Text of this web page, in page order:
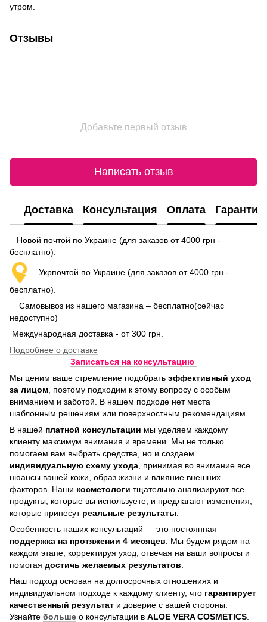
утром.
Отзывы
Добавьте первый отзыв
Написать отзыв
Доставка Консультация Оплата Гарантия
Новой почтой по Украине (для заказов от 4000 грн -
бесплатно).
Укрпочтой по Украине (для заказов от 4000 грн -
бесплатно).
Самовывоз из нашего магазина – бесплатно(сейчас
недоступно)
Международная доставка - от 300 грн.
Подробнее о доставке
Записаться на консультацию
Мы ценим ваше стремление подобрать эффективный уход
за лицом , поэтому подходим к этому вопросу с особым
вниманием и заботой. В нашем подходе нет места
шаблонным решениям или поверхностным рекомендациям.
В нашей платной консультации мы уделяем каждому
клиенту максимум внимания и времени. Мы не только
помогаем вам выбрать средства, но и создаем
индивидуальную схему ухода , принимая во внимание все
нюансы вашей кожи, образ жизни и влияние внешних
факторов. Наши косметологи тщательно анализируют все
продукты, которые вы используете, и предлагают изменения,
которые принесут реальные результаты
Особенность наших консультаций — это постоянная
поддержка на протяжении 4 месяцев . Мы будем рядом на
каждом этапе, корректируя уход, отвечая на ваши вопросы и
помогая достичь желаемых результатов
Наш подход основан на долгосрочных отношениях и
индивидуальном подходе к каждому клиенту, что гарантирует
качественный результат и доверие с вашей стороны.
Узнайте больше о консультации в ALOE VERA COSMETICS